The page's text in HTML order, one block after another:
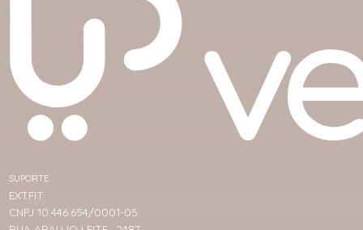
SUPORTE
EXTFIT
CNPJ 10.446.654/0001-05